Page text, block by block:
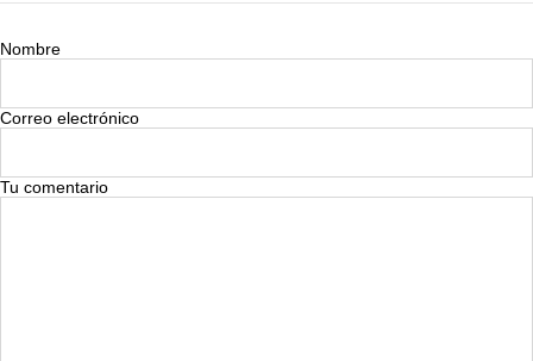
Nombre
Correo electrónico
Tu comentario